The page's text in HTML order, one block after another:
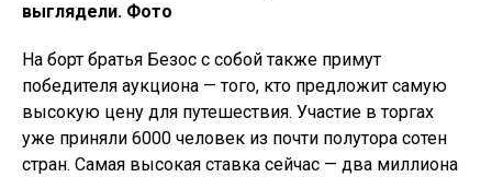
выглядели. Фото
На борт братья Безос с собой также примут
победителя аукциона — того, кто предложит самую
высокую цену для путешествия. Участие в торгах
уже приняли 6000 человек из почти полутора сотен
стран. Самая высокая ставка сейчас — два миллиона